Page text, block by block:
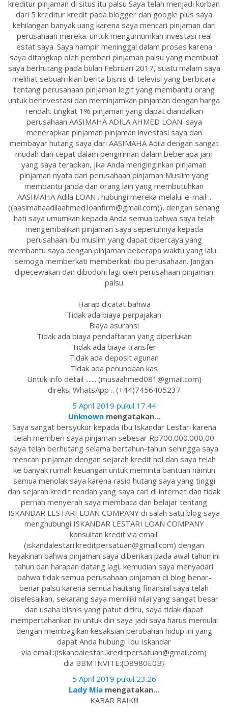
kreditur pinjaman di situs itu palsu Saya telah menjadi korban
dari 5 kreditur kredit pada blogger dan google plus saya
kehilangan banyak uang karena saya mencari pinjaman dari
perusahaan mereka. untuk mengumumkan investasi real
estat saya. Saya hampir meninggal dalam proses karena
saya ditangkap oleh pemberi pinjaman palsu yang membuat
saya berhutang pada bulan Februari 2017, suatu malam saya
melihat sebuah iklan berita bisnis di televisi yang berbicara
tentang perusahaan pinjaman legit yang membantu orang
untuk berinvestasi dan meminjamkan pinjaman dengan harga
rendah. tingkat 1% pinjaman yang dapat diandalkan
perusahaan AASIMAHA ADILA AHMED LOAN. saya
menerapkan pinjaman pinjaman investasi saya dan
membayar hutang saya dari AASIMAHA Adila dengan sangat
mudah dan cepat dalam pengiriman dalam beberapa jam
yang saya terapkan, jika Anda menginginkan pinjaman
pinjaman nyata dari perusahaan pinjaman Muslim yang
membantu janda dan orang lain yang membutuhkan
AASIMAHA Adila LOAN . hubungi mereka melalui e-mail ..
((aasimahaadilaahmed.loanfirm@gmail.com)), dengan senang
hati saya umumkan kepada Anda semua bahwa saya telah
mengembalikan pinjaman saya sepenuhnya kepada
perusahaan ibu muslim yang dapat dipercaya yang
membantu saya dengan pinjaman beberapa waktu yang lalu .
semoga memberkati memberkati ibu perusahaan. Jangan
dipecewakan dan dibodohi lagi oleh perusahaan pinjaman
palsu
Harap dicatat bahwa
Tidak ada biaya perpajakan
Biaya asuransi
Tidak ada biaya pendaftaran yang diperlukan
Tidak ada biaya transfer
Tidak ada deposit agunan
Tidak ada penundaan kas
Untuk info detail ....... (musaahmed081@gmail.com)
direksi WhatsApp .. (+44)7456405237
5 April 2019 pukul 17.44
Unknownmengatakan...
Saya sangat bersyukur kepada Ibu Iskandar Lestari karena
telah memberi saya pinjaman sebesar Rp700.000.000,00
saya telah berhutang selama bertahun-tahun sehingga saya
mencari pinjaman dengan sejarah kredit nol dan saya telah
ke banyak rumah keuangan untuk meminta bantuan namun
semua menolak saya karena rasio hutang saya yang tinggi
dan sejarah kredit rendah yang saya cari di internet dan tidak
pernah menyerah saya membaca dan belajar tentang
ISKANDAR LESTARI LOAN COMPANY di salah satu blog saya
menghubungi ISKANDAR LESTARI LOAN COMPANY
konsultan kredit via email:
(iskandalestari.kreditpersatuan@gmail.com) dengan
keyakinan bahwa pinjaman saya diberikan pada awal tahun ini
tahun dan harapan datang lagi, kemudian saya menyadari
bahwa tidak semua perusahaan pinjaman di blog benar-
benar palsu karena semua hautang finansial saya telah
diselesaikan, sekarang saya memiliki nilai yang sangat besar
dan usaha bisnis yang patut ditiru, saya tidak dapat
mempertahankan ini untuk diri saya jadi saya harus memulai
dengan membagikan kesaksian perubahan hidup ini yang
dapat Anda hubungi Ibu Iskandar
via email::(iskandalestari.kreditpersatuan@gmail.com)
dia BBM INVITE:{D8980E0B}
5 April 2019 pukul 23.26
Lady Mia mengatakan...
KABAR BAIK!!!